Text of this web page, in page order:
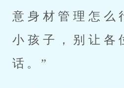
意身材管理怎么
小孩子，别让各
话。”